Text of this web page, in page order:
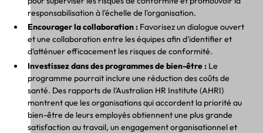
responsabilisation à l'échelle de l'organisation.
Encourager la collaboration :Favorisez un dialogue ouvert
et une collaboration entre les équipes afin d'identifier et
d'atténuer efficacement les risques de conformité.
Investissez dans des programmes de bien-être :Le
programme pourrait inclure une réduction des coûts de
santé. Des rapports de l'Australian HR Institute (AHRI)
montrent que les organisations qui accordent la priorité au
bien-être de leurs employés obtiennent une plus grande
satisfaction au travail, un engagement organisationnel et